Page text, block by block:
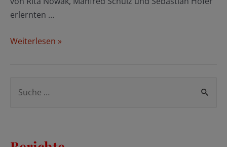
erlernten …
Hurax
heit
Weiterlesen »